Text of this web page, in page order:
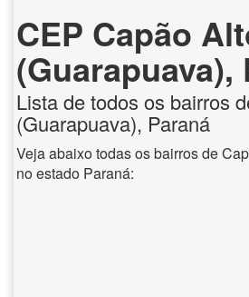
CEP Capão
(Guarapuava),
Lista de todos os bairros
(Guarapuava), Paraná
Veja abaixo todas os bairros de
no estado Paraná: